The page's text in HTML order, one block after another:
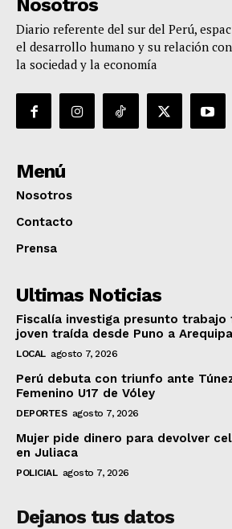
Nosotros
Diario referente del sur del Perú,
el desarrollo humano y su relación
la sociedad y la economía
Menú
Nosotros
Contacto
Prensa
Ultimas Noticias
Fiscalía investiga presunto
joven traída desde Puno a Arequipa
LOCAL agosto 7, 2026
Perú debuta con triunfo ante
Femenino U17 de Vóley
DEPORTES agosto 7, 2026
Mujer pide dinero para devolver
en Juliaca
POLICIAL agosto 7, 2026
Dejanos tus datos